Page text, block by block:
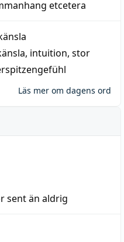
etcetera
, intuition, stor
Läs mer om dagens ord
sent än aldrig